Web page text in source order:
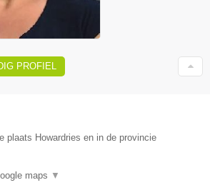
PROFIEL
plaats Howardries en in de provincie
maps ▼